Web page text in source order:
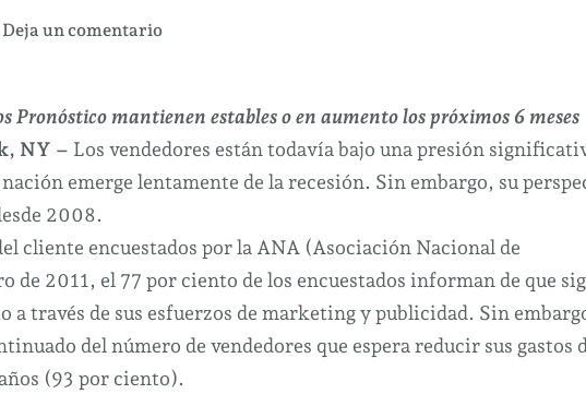
Deja un comentarioen
del
marketing
llega
punto
alto
en
dos
años
Pronóstico mantienen estables o en aumento los próximos 6 meses
NY – Los vendedores están todavía bajo una presión
emerge lentamente de la recesión. Sin embargo, su
2008.
cliente encuestados por la ANA (Asociación Nacional de
de 2011, el 77 por ciento de los encuestados informan de que
a través de sus esfuerzos de marketing y publicidad. Sin
del número de vendedores que espera reducir sus gastos
(93 por ciento).